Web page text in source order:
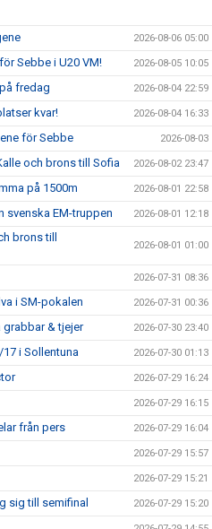
2026-08-06 05:00
Sebbe i U20 VM! 2026-08-05 10:05
fredag 2026-08-04 22:59
kvar! 2026-08-04 16:33
för Sebbe 2026-08-03
och brons till Sofia 2026-08-02 23:47
på 1500m 2026-08-01 22:58
svenska EM-truppen 2026-08-01 12:18
brons till
2026-08-01 01:00
2026-07-31 08:36
i SM-pokalen 2026-07-31 00:36
& tjejer 2026-07-30 23:40
i Sollentuna 2026-07-30 01:13
2026-07-29 16:24
2026-07-29 16:15
från pers 2026-07-29 16:04
2026-07-29 15:57
2026-07-29 15:21
sig till semifinal 2026-07-29 15:20